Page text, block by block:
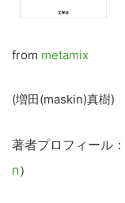
from metamix
(増田(maskin)真樹)
著者プロフィール：
n）